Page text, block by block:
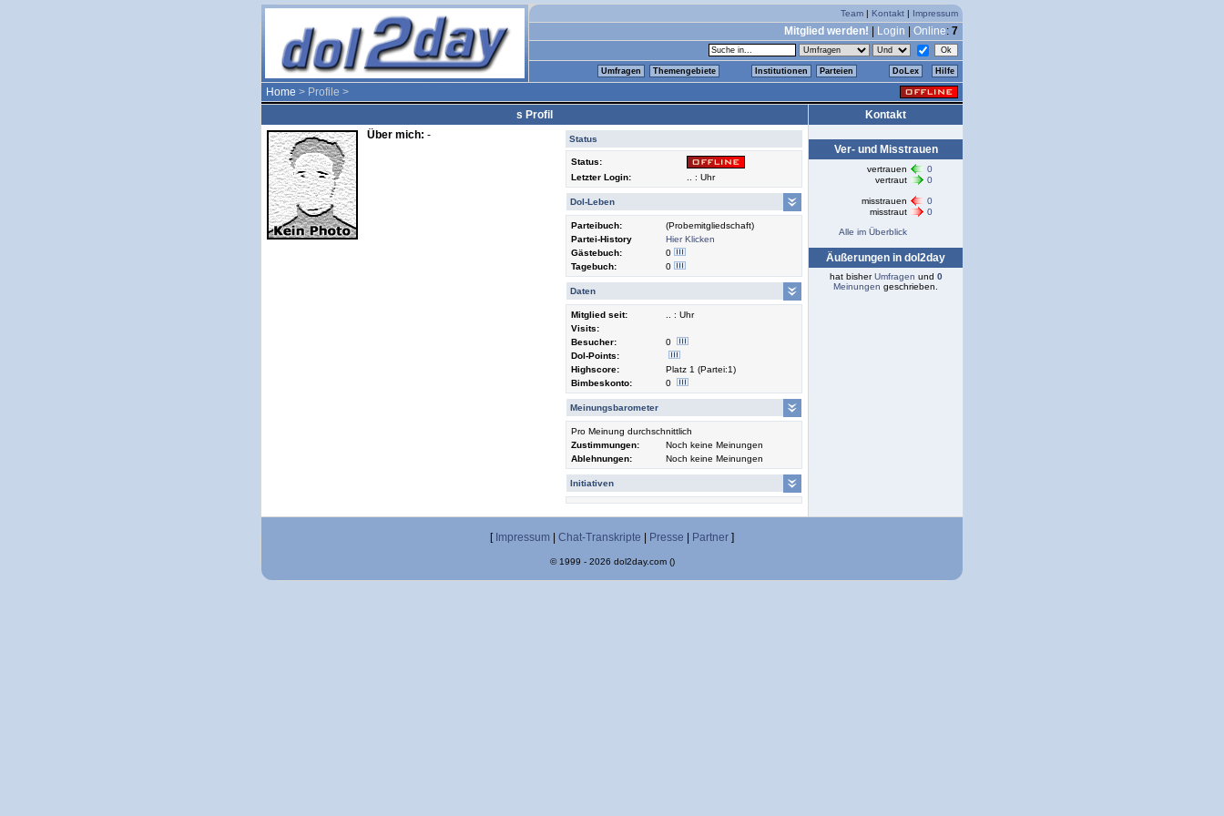
Team | Kontakt | Impressum
Mitglied werden! Login Online: 7
Umfragen Themengebiete Institutionen Parteien DoLex Hilfe
Home > Profile >
s Profil
Status
Status:
Letzter Login:
.. : Uhr
Dol-Leben
Parteibuch:
(Probemitgliedschaft)
Partei-History
Hier Klicken
Gästebuch:
0
Tagebuch:
0
Daten
Mitglied seit:
.. : Uhr
Visits:
Besucher:
0
Dol-Points:
Highscore:
Platz 1 (Partei:1)
Bimbeskonto:
0
Meinungsbarometer
Pro Meinung durchschnittlich
Zustimmungen:
Noch keine Meinungen
Ablehnungen:
Noch keine Meinungen
Initiativen
Über mich: -
Kontakt
Ver- und Misstrauen
vertrauen
0
vertraut
0
misstrauen
0
misstraut
0
Alle im Überblick
Äußerungen in dol2day
hat bisherUmfragen und 0
Meinungen geschrieben.
[ Impressum Chat-Transkripte Presse Partner ]
© 1999 - 2026 dol2day.com ()